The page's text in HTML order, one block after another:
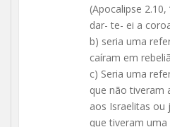
(Apocalipse
dar- te- ei a
b) seria uma
caíram em
c) Seria uma
que não tiveram
aos Israelitas ou
que tiveram